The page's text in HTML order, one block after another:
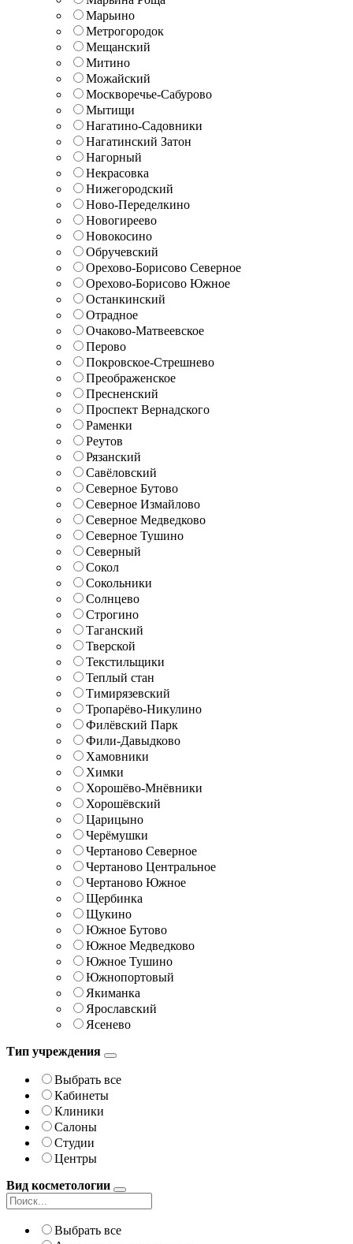
Марьино
Метрогородок
Мещанский
Митино
Можайский
Москворечье-Сабурово
Мытищи
Нагатино-Садовники
Нагатинский Затон
Нагорный
Некрасовка
Нижегородский
Ново-Переделкино
Новогиреево
Новокосино
Обручевский
Орехово-Борисово Северное
Орехово-Борисово Южное
Останкинский
Отрадное
Очаково-Матвеевское
Перово
Покровское-Стрешнево
Преображенское
Пресненский
Проспект Вернадского
Раменки
Реутов
Рязанский
Савёловский
Северное Бутово
Северное Измайлово
Северное Медведково
Северное Тушино
Северный
Сокол
Сокольники
Солнцево
Строгино
Таганский
Тверской
Текстильщики
Теплый стан
Тимирязевский
Тропарёво-Никулино
Филёвский Парк
Фили-Давыдково
Хамовники
Химки
Хорошёво-Мнёвники
Хорошёвский
Царицыно
Черёмушки
Чертаново Северное
Чертаново Центральное
Чертаново Южное
Щербинка
Щукино
Южное Бутово
Южное Медведково
Южное Тушино
Южнопортовый
Якиманка
Ярославский
Ясенево
Тип учреждения
Выбрать все
Кабинеты
Клиники
Салоны
Студии
Центры
Вид косметологии
Выбрать все